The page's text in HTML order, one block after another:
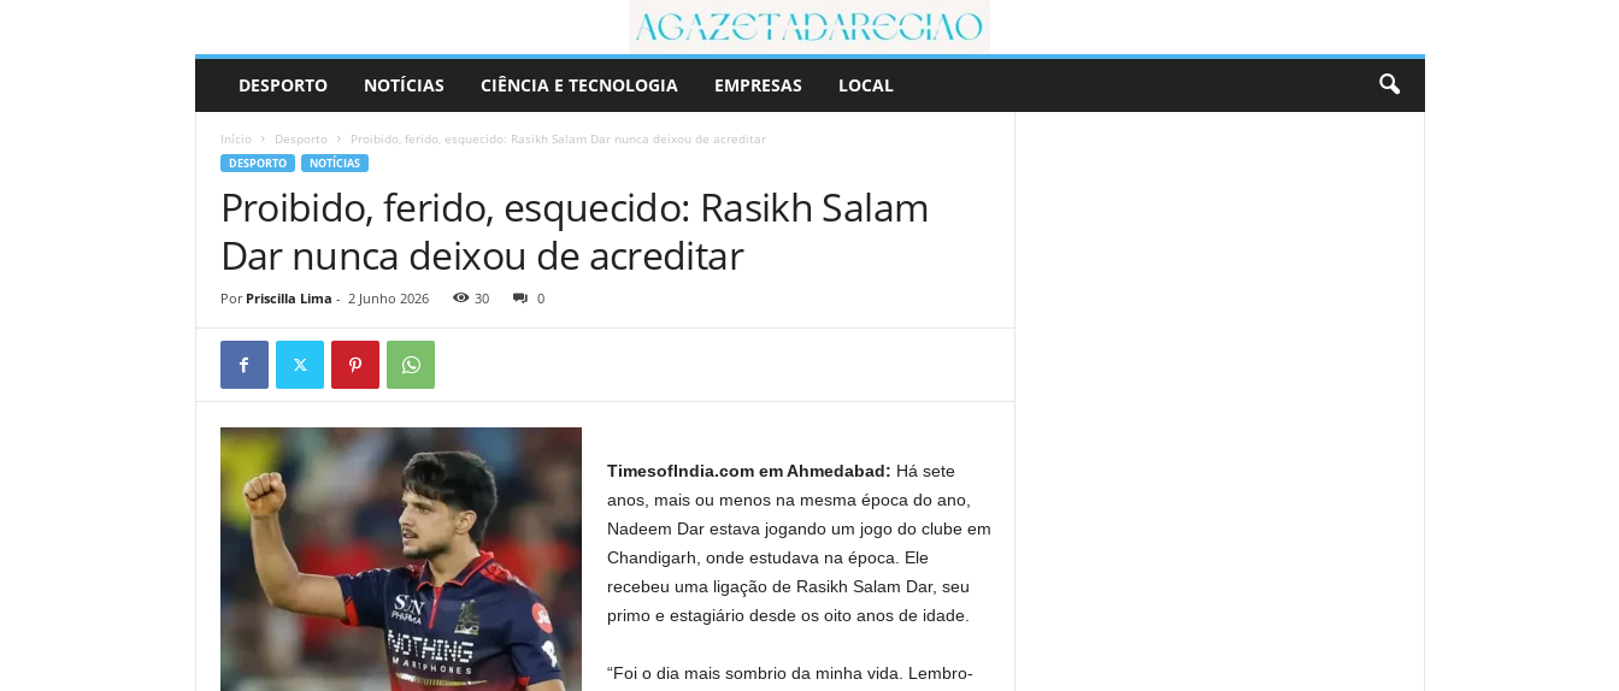
r
DESPORTO NOTÍCIAS CIÊNCIA E TECNOLOGIA EMPRESAS LOCAL
Início Desporto Proibido, ferido, esquecido: Rasikh Salam Dar nunca deixou de acreditar
DESPORTO NOTÍCIAS
Proibido, ferido, esquecido: Rasikh Salam
Dar nunca deixou de acreditar
Por Priscilla Lima - 2 Junho 2026 30 0
TimesofIndia.com em Ahmedabad: Há sete
anos, mais ou menos na mesma época do ano,
Nadeem Dar estava jogando um jogo do clube em
Chandigarh, onde estudava na época. Ele
recebeu uma ligação de Rasikh Salam Dar, seu
primo e estagiário desde os oito anos de idade.
“Foi o dia mais sombrio da minha vida. Lembro-